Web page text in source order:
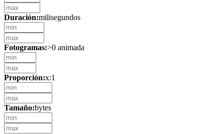
Duración:milisegundos
Fotogramas:>0 animada
Proporción:x:1
Tamaño:bytes